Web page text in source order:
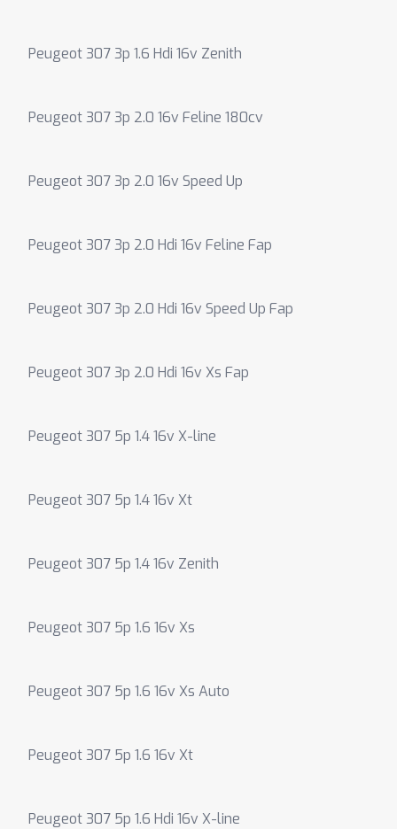
Peugeot 307 3p 1.6 Hdi 16v Zenith
Peugeot 307 3p 2.0 16v Feline 180cv
Peugeot 307 3p 2.0 16v Speed Up
Peugeot 307 3p 2.0 Hdi 16v Feline Fap
Peugeot 307 3p 2.0 Hdi 16v Speed Up Fap
Peugeot 307 3p 2.0 Hdi 16v Xs Fap
Peugeot 307 5p 1.4 16v X-line
Peugeot 307 5p 1.4 16v Xt
Peugeot 307 5p 1.4 16v Zenith
Peugeot 307 5p 1.6 16v Xs
Peugeot 307 5p 1.6 16v Xs Auto
Peugeot 307 5p 1.6 16v Xt
Peugeot 307 5p 1.6 Hdi 16v X-line